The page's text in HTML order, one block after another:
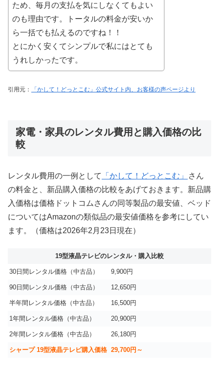
ため、毎月の支払を気にしなくてもよい
のも理由です。トータルの料金が安いか
ら一括でも払えるのですね！！
とにかく安くてシンプルで私にはとても
うれしかったです。
引用元： 「かして！どっとこむ」公式サイト内、お客様の声ページより
家電・家具のレンタル費用と購入価格の比
較
レンタル費用の一例として 「かして！どっとこむ」
さん
の料金と、新品購入価格の比較をあげておきます。新品購
入価格は価格ドットコムさんの同等製品の最安値、ベッド
についてはAmazonの類似品の最安値価格を参考にしてい
ます。（価格は2026年2月23日現在）
19型液晶テレビのレンタル・購入比較
30日間レンタル価格（中古品） 9,900円
90日間レンタル価格（中古品） 12,650円
半年間レンタル価格（中古品） 16,500円
1年間レンタル価格（中古品） 20,900円
2年間レンタル価格（中古品） 26,180円
シャープ 19型液晶テレビ購入価格 29,700円～